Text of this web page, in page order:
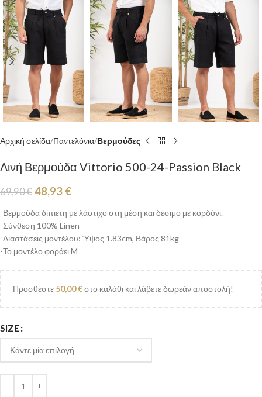
Αρχική σελίδα Παντελόνια Βερμούδες
Λινή Βερμούδα Vittorio 500-24-Passion Black
69,90€ 48,93 €
-Βερμούδα δίπιετη με λάστιχο στη μέση και δέσιμο με κορδόνι.
-Σύνθεση 100% Linen
-Διαστάσεις μοντέλου: Ύψος 1.83cm, Βάρος 81kg
-Το μοντέλο φοράει M
Προσθέστε 50,00€στο καλάθι και λάβετε δωρεάν αποστολή!
SIZE